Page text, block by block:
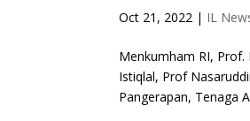
Oct 21, 2022 | IL
Menkumham RI,
Istiqlal, Prof
Pangerapan, Tenaga